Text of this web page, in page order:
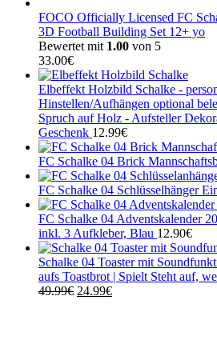
FOCO Officially Licensed FC
3D Football Building Set 12+ yo
Bewertet mit 1.00 von 5
33.00€
Elbeffekt Holzbild Schalke -
Hinstellen/Aufhängen optional
Spruch auf Holz - Aufsteller
Geschenk 12.99€
FC Schalke 04 Brick
FC Schalke 04 Schlüsselhänger
FC Schalke 04 Adventskalender
inkl. 3 Aufkleber, Blau 12.90€
Schalke 04 Toaster mit
aufs Toastbrot | Spielt Steht auf,
49.99€ Ursprünglicher
24.99€Aktueller